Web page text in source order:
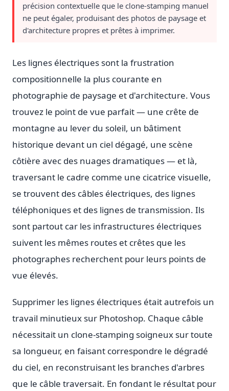
précision contextuelle que le clone-stamping manuel
ne peut égaler, produisant des photos de paysage et
d'architecture propres et prêtes à imprimer.
Les lignes électriques sont la frustration
compositionnelle la plus courante en
photographie de paysage et d'architecture. Vous
trouvez le point de vue parfait — une crête de
montagne au lever du soleil, un bâtiment
historique devant un ciel dégagé, une scène
côtière avec des nuages dramatiques — et là,
traversant le cadre comme une cicatrice visuelle,
se trouvent des câbles électriques, des lignes
téléphoniques et des lignes de transmission. Ils
sont partout car les infrastructures électriques
suivent les mêmes routes et crêtes que les
photographes recherchent pour leurs points de
vue élevés.
Supprimer les lignes électriques était autrefois un
travail minutieux sur Photoshop. Chaque câble
nécessitait un clone-stamping soigneux sur toute
sa longueur, en faisant correspondre le dégradé
du ciel, en reconstruisant les branches d'arbres
que le câble traversait. En fondant le résultat pour